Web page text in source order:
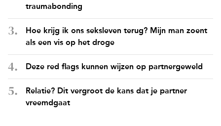
traumabonding
Hoe krijg ik ons seksleven terug? Mijn man zoent
als een vis op het droge
Deze red flags kunnen wijzen op partnergeweld
Relatie? Dit vergroot de kans dat je partner
vreemdgaat